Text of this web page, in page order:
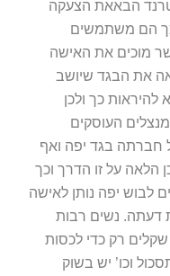
הבאאת הצעקה
הם משתמשים
מוכים את האישה
את הבגד שיושב
להיראות כך ולכן
העוסקים
חברתה בגד יפה ואף
הלאה על זו הדרך וכך
לבוש יפה נותן לאישה
דעתה. נשים רבות
שקלים רק כדי לכסות
וכו’ יש בשוק